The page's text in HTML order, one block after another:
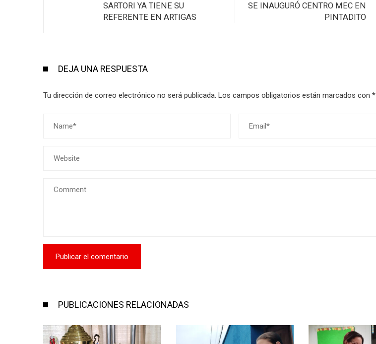
SARTORI YA TIENE SU
REFERENTE EN ARTIGAS
SE INAUGURÓ CENTRO MEC EN
PINTADITO
DEJA UNA RESPUESTA
Tu dirección de correo electrónico no será publicada. Los campos obligatorios están marcados con *
PUBLICACIONES RELACIONADAS